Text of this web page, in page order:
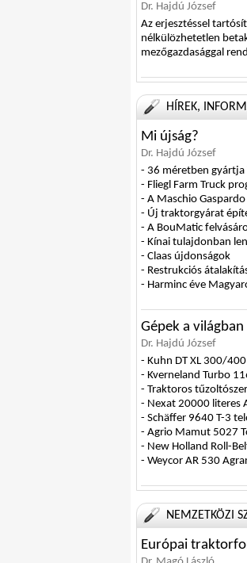
Dr. Hajdú József
Az erjesztéssel
nélkülözhetetlen
mezőgazdasággal
HÍREK,
Mi újság?
Dr. Hajdú József
- 36 méretben gyártja
- Fliegl Farm Truck
- A Maschio Gaspardo
- Új traktorgyárat
- A BouMatic
- Kínai tulajdonban
- Claas újdonságok
- Restrukciós
- Harminc éve
Gépek a világban
Dr. Hajdú József
- Kuhn DT XL 300/
- Kverneland Turbo
- Traktoros
- Nexat 20000 literes
- Schäffer 9640 T-3
- Agrio Mamut 5027
- New Holland Roll-
- Weycor AR 530
NEMZETKÖZI
Európai